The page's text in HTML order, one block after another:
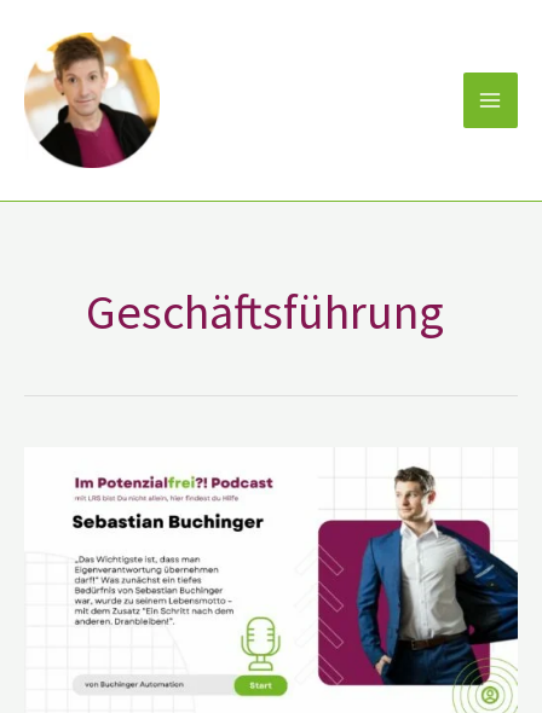
Inhalt
springen
Geschäftsführung
Buchinger
von
Buchinger
Automation
Potenzialfrei?!
Podcast